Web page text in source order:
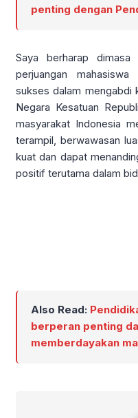
penting dengan
Saya berharap
perjuangan
sukses dalam mengabdi
Negara Kesatuan
masyarakat Indonesia
terampil, berwawasan
kuat dan dapat
positif terutama dalam
Also Read:
berperan penting
memberdayakan